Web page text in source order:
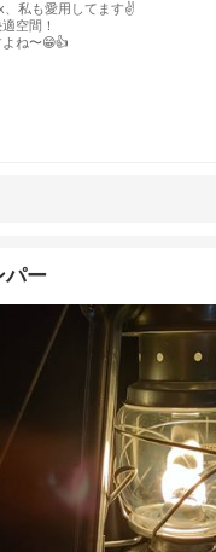
、私も愛用してます✌️
空間！
ね〜😁👍
パー